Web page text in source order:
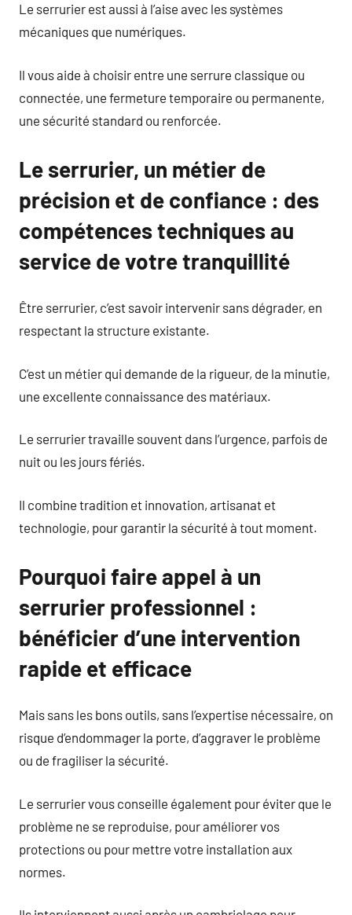
Le serrurier est aussi à l’aise avec les systèmes
mécaniques que numériques.
Il vous aide à choisir entre une serrure classique ou
connectée, une fermeture temporaire ou permanente,
une sécurité standard ou renforcée.
Le serrurier, un métier de
précision et de confiance : des
compétences techniques au
service de votre tranquillité
Être serrurier, c’est savoir intervenir sans dégrader, en
respectant la structure existante.
C’est un métier qui demande de la rigueur, de la minutie,
une excellente connaissance des matériaux.
Le serrurier travaille souvent dans l’urgence, parfois de
nuit ou les jours fériés.
Il combine tradition et innovation, artisanat et
technologie, pour garantir la sécurité à tout moment.
Pourquoi faire appel à un
serrurier professionnel :
bénéficier d’une intervention
rapide et efficace
Mais sans les bons outils, sans l’expertise nécessaire, on
risque d’endommager la porte, d’aggraver le problème
ou de fragiliser la sécurité.
Le serrurier vous conseille également pour éviter que le
problème ne se reproduise, pour améliorer vos
protections ou pour mettre votre installation aux
normes.